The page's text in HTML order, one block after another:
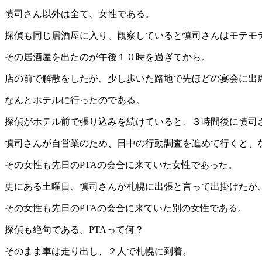
慎司さん以外は全て、女性である。
探偵も同じ居酒屋に入り、観察していると慎司さんはモテモ
その居酒屋を出たのが午後１０時を過ぎてから。
店の前で解散をしたが、少し歩いた路地で先ほどの宴会に
なんとホテルに行ったのである。
探偵がホテル前で張り込みを続けていると、３時間後に慎司
慎司さんが自営業のため、日中の行動調査を進めて行くと
その女性も先日のPTAの会合に来ていた女性であった。
更にある土曜日、慎司さんが札幌に出張と言って出掛けた
その女性も先日のPTAの会合に来ていた別の女性である。
探偵も絶句である。PTAって何？
そのまま車は走り出し、２人で札幌に到着。